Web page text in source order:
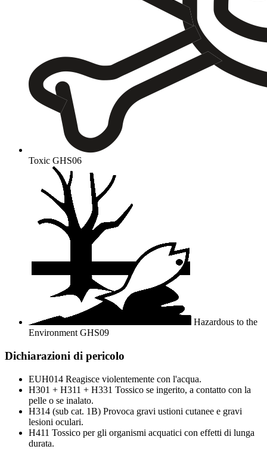
Toxic GHS06
Hazardous to the
Environment GHS09
Dichiarazioni di pericolo
EUH014 Reagisce violentemente con l'acqua.
H301 + H311 + H331 Tossico se ingerito, a contatto con la
pelle o se inalato.
H314 (sub cat. 1B) Provoca gravi ustioni cutanee e gravi
lesioni oculari.
H411 Tossico per gli organismi acquatici con effetti di lunga
durata.